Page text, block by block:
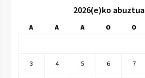
2026(e)ko abuztua
A A A O O
3 4 5 6 7